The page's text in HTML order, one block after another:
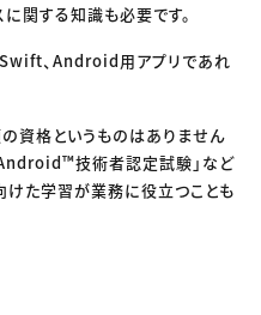
関する知識も必要です。
、Android用アプリであれ
資格というものはありません
Android™技術者認定試験」など
けた学習が業務に役立つことも